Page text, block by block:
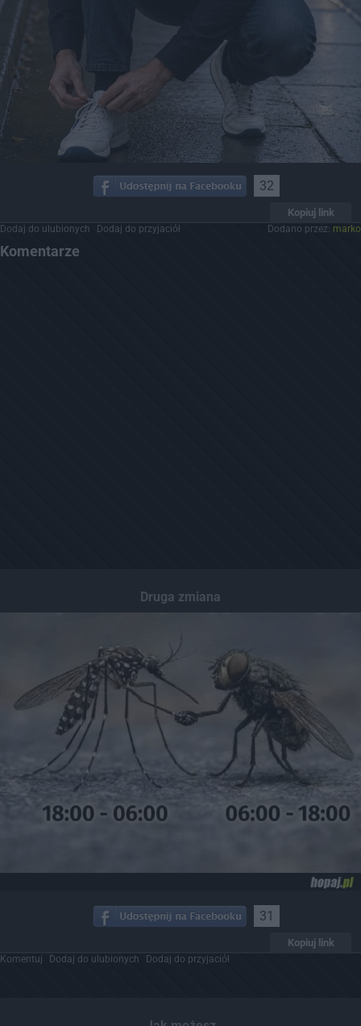
32
Kopiuj link
Dodaj do ulubionych Dodaj do przyjaciół Dodano przez: marko
Komentarze
Druga zmiana
31
Kopiuj link
Komentuj Dodaj do ulubionych Dodaj do przyjaciół